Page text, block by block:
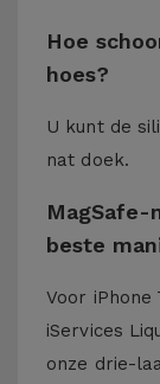
Hoe
hoes?
U kunt de
nat doek.
MagSafe-
beste
Voor iPhone
iServices
onze drie-